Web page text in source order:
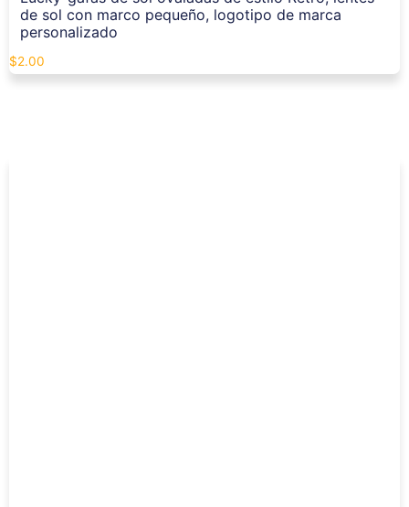
de sol con marco pequeño, logotipo de marca
personalizado
$2.00